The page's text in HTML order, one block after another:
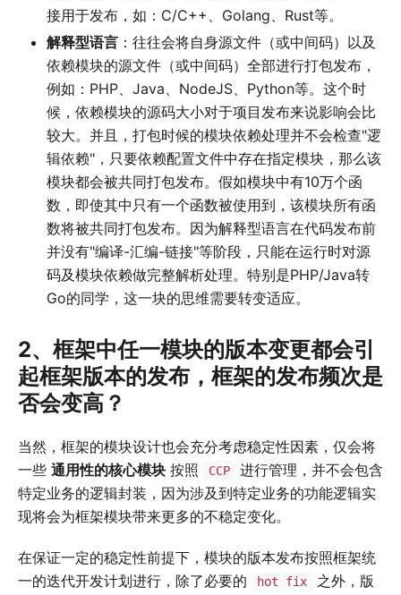
接用于发布，如：C/C++、Golang、Rust等。
解释型语言 ：往往会将自身源文件（或中间码）以及
依赖模块的源文件（或中间码）全部进行打包发布，
例如：PHP、Java、NodeJS、Python等。这个时
候，依赖模块的源码大小对于项目发布来说影响会比
较大。并且，打包时候的模块依赖处理并不会检查"逻
辑依赖"，只要依赖配置文件中存在指定模块，那么该
模块都会被共同打包发布。假如模块中有10万个函
数，即使其中只有一个函数被使用到，该模块所有函
数将被共同打包发布。因为解释型语言在代码发布前
并没有"编译-汇编-链接"等阶段，只能在运行时对源
码及模块依赖做完整解析处理。特别是PHP/Java转
Go的同学，这一块的思维需要转变适应。
2、框架中任一模块的版本变更都会引
起框架版本的发布，框架的发布频次是
否会变高？
当然，框架的模块设计也会充分考虑稳定性因素，仅会将
一些 通用性的核心模块 按照 CCP
进行管理，并不会包含
特定业务的逻辑封装，因为涉及到特定业务的功能逻辑实
现将会为框架模块带来更多的不稳定变化。
在保证一定的稳定性前提下，模块的版本发布按照框架统
一的迭代开发计划进行，除了必要的
hot fix
之外，版